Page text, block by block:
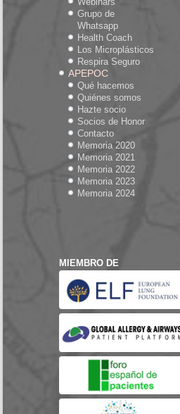
Grupo de
Whatsapp
Health Coach
Los Microplásticos
Respira Seguro
APEPOC
Qué hacemos
Quiénes somos
Hazte socio
Socios de Honor
Contacto
Memoria 2020
Memoria 2021
Memoria 2022
Memoria 2023
Memoria 2024
MIEMBRO DE